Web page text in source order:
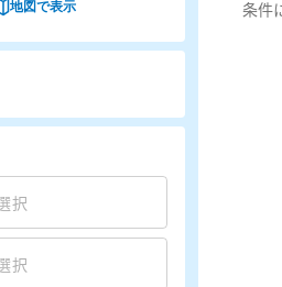
条件
地図で表示